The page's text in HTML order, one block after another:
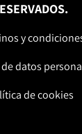
y
datos
de cookies